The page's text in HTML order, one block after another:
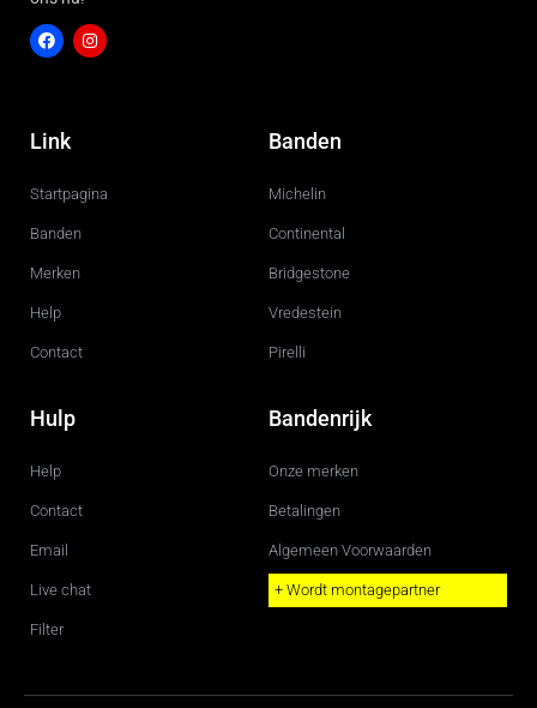
c
e
o
g
r
Link
Startpagina
Banden
Merken
Help
Contact
Banden
Michelin
Continental
Bridgestone
Vredestein
Pirelli
Hulp
Help
Contact
Email
Live chat
Filter
Bandenrijk
Onze merken
Betalingen
Algemeen Voorwaarden
+ Wordt montagepartner